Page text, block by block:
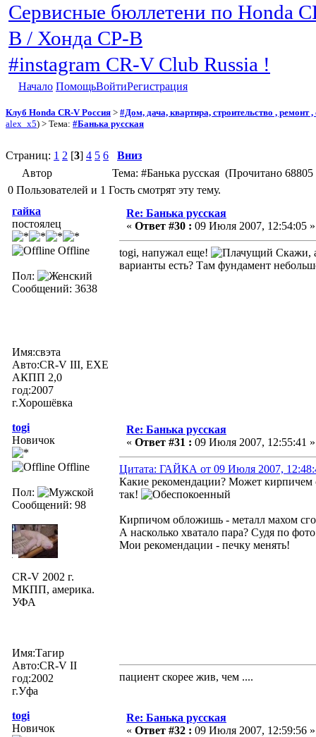
Сервисные бюллетени по Honda
В / Хонда СР-В
#instagram CR-V Club Russia !
Начало ПомощьВойтиРегистрация
Клуб Honda CR-V Россия > #Дом, дача, квартира, строительство , ремонт ,
alex_x5) > Тема: #Банька русская
Страниц: 1 2 [3] 4 5 6
Вниз
Автор
Тема: #Банька русская (Прочитано 68805
0 Пользователей и 1 Гость смотрят эту тему.
гайка
постоялец
Offline
Пол:
Сообщений: 3638
Имя:свэта
Авто:CR-V III, EXE
АКПП 2,0
год:2007
г.Хорошёвка
Re: Банька русская
« Ответ #30 : 09 Июля 2007, 12:54:05 »
togi, напужал еще!
Скажи,
варианты есть? Там фундамент
togi
Новичок
Offline
Пол:
Сообщений: 98
CR-V 2002 г.
МКПП, америка.
УФА
Имя:Тагир
Авто:CR-V II
год:2002
г.Уфа
Re: Банька русская
« Ответ #31 : 09 Июля 2007, 12:55:41 »
Цитата: ГАЙКА от 09 Июля 2007,
Какие рекомендации? Может кирпичем
так!
Кирпичом обложишь - металл махом
А насколько хватало пара? Судя по
Мои рекомендации - печку менять!
пациент скорее жив, чем ....
togi
Новичок
Re: Банька русская
« Ответ #32 : 09 Июля 2007, 12:59:56 »